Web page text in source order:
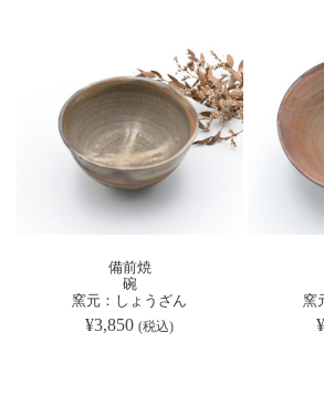
備前焼
碗
窯元：しょうざん
¥3,850 (税込)
窯